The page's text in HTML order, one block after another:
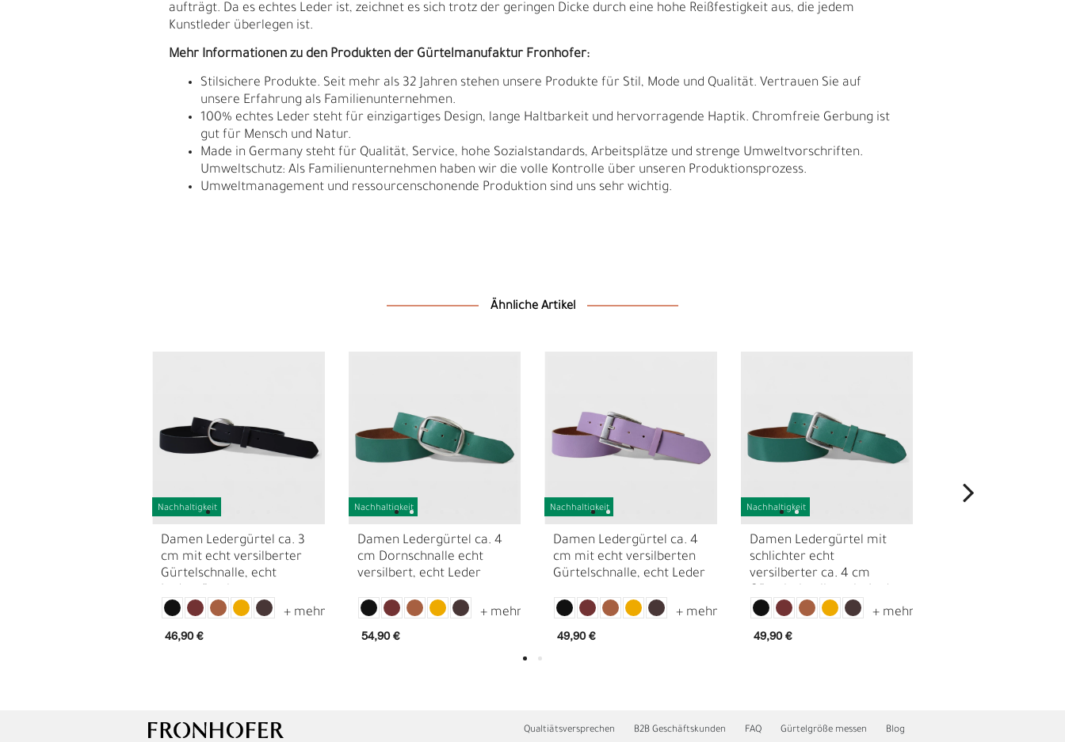
aufträgt. Da es echtes Leder ist, zeichnet es sich trotz der geringen Dicke durch eine hohe Reißfestigkeit aus, die jedem
Kunstleder überlegen ist.
Mehr Informationen zu den Produkten der Gürtelmanufaktur Fronhofer:
Stilsichere Produkte. Seit mehr als 32 Jahren stehen unsere Produkte für Stil, Mode und Qualität. Vertrauen Sie auf
unsere Erfahrung als Familienunternehmen.
100% echtes Leder steht für einzigartiges Design, lange Haltbarkeit und hervorragende Haptik. Chromfreie Gerbung ist
gut für Mensch und Natur.
Made in Germany steht für Qualität, Service, hohe Sozialstandards, Arbeitsplätze und strenge Umweltvorschriften.
Umweltschutz: Als Familienunternehmen haben wir die volle Kontrolle über unseren Produktionsprozess.
Umweltmanagement und ressourcenschonende Produktion sind uns sehr wichtig.
Ähnliche Artikel
Nachhaltigkeit
Damen Ledergürtel ca. 3
cm mit echt versilberter
Gürtelschnalle, echt
46,90 €
Nachhaltigkeit
Damen Ledergürtel ca. 4
cm Dornschnalle echt
versilbert, echt Leder
54,90 €
Nachhaltigkeit
Damen Ledergürtel ca. 4
cm mit echt versilberten
Gürtelschnalle, echt Leder
49,90 €
Nachhaltigkeit
Damen Ledergürtel mit
schlichter echt
versilberter ca. 4 cm
49,90 €
Qualtiätsversprechen B2B Geschäftskunden FAQ Gürtelgröße messen Blog